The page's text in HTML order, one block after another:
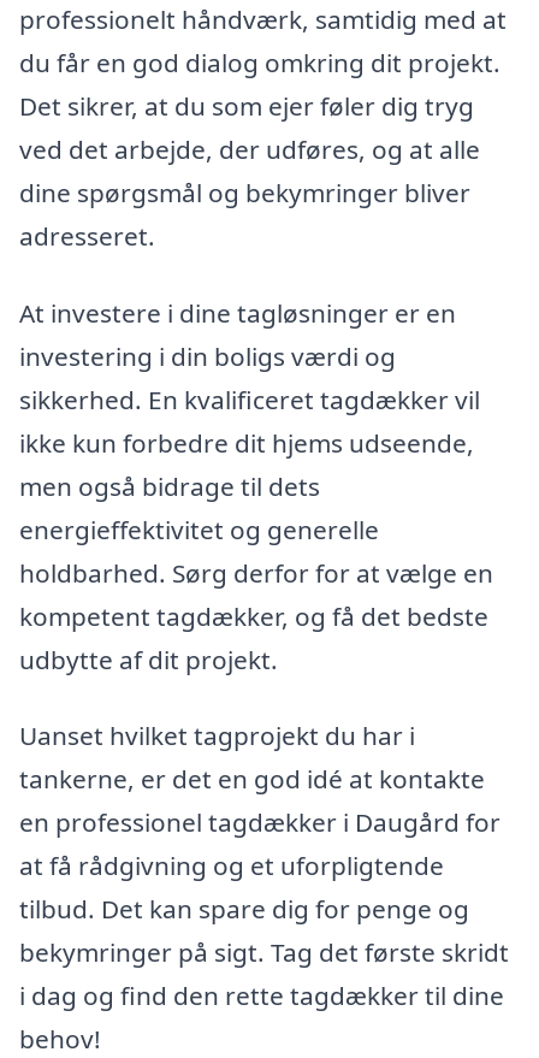
professionelt håndværk, samtidig med at
du får en god dialog omkring dit projekt.
Det sikrer, at du som ejer føler dig tryg
ved det arbejde, der udføres, og at alle
dine spørgsmål og bekymringer bliver
adresseret.
At investere i dine tagløsninger er en
investering i din boligs værdi og
sikkerhed. En kvalificeret tagdækker vil
ikke kun forbedre dit hjems udseende,
men også bidrage til dets
energieffektivitet og generelle
holdbarhed. Sørg derfor for at vælge en
kompetent tagdækker, og få det bedste
udbytte af dit projekt.
Uanset hvilket tagprojekt du har i
tankerne, er det en god idé at kontakte
en professionel tagdækker i Daugård for
at få rådgivning og et uforpligtende
tilbud. Det kan spare dig for penge og
bekymringer på sigt. Tag det første skridt
i dag og find den rette tagdækker til dine
behov!